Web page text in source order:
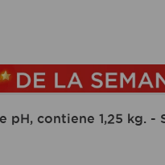
contiene 1,25 kg. -